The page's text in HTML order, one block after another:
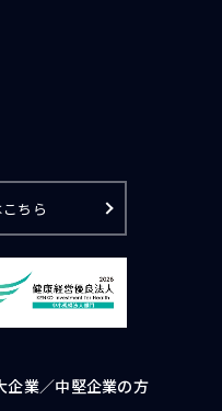
ちら
企業／中堅企業の方